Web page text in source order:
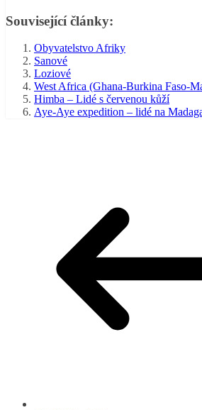
Související články:
Obyvatelstvo Afriky
Sanové
Loziové
West Africa (Ghana-Burkina Faso-
Himba – Lidé s červenou kůží
Aye-Aye expedition – lidé na